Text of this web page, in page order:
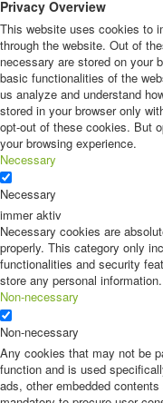
Privacy Overview
This website uses cookies to
through the website. Out of
necessary are stored on your
basic functionalities of the
us analyze and understand
stored in your browser only
opt-out of these cookies. But
your browsing experience.
Necessary
Necessary
immer aktiv
Necessary cookies are
properly. This category only
functionalities and security
store any personal information.
Non-necessary
Non-necessary
Any cookies that may not be
function and is used
ads, other embedded